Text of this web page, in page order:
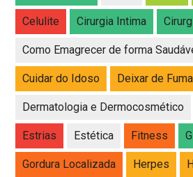
Celulite Cirurgia Intima
Como Emagrecer de forma
Cuidar do Idoso Deixar de
Dermatologia e Dermocosmético
Estrias Estética Fitness
Gordura Localizada Herpes